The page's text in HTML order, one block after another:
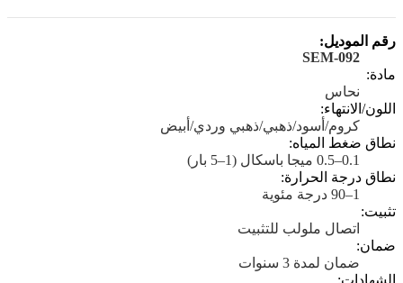
رقم الموديل:
SEM-092
مادة:
نحاس
اللون/الانتهاء:
كروم/أسود/ذهبي/ذهبي وردي/أبيض
نطاق ضغط المياه:
0.1–0.5 ميجا باسكال (1–5 بار)
نطاق درجة الحرارة:
1–90 درجة مئوية
تثبيت:
اتصال ملولب للتثبيت
ضمان:
ضمان لمدة 3 سنوات